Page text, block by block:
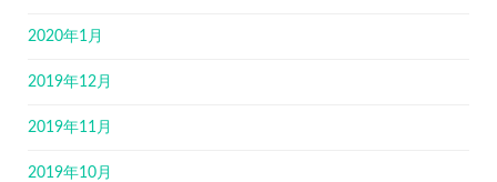
2020年1月
2019年12月
2019年11月
2019年10月